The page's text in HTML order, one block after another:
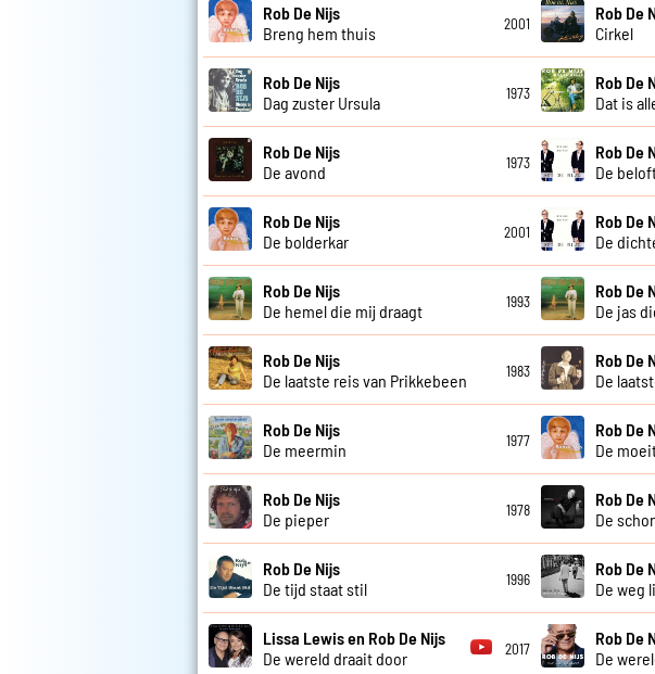
Rob De Nijs
Breng hem thuis
2001
Rob De
Cirkel
Rob De Nijs
Dag zuster Ursula
1973
Rob De
Dat is
Rob De Nijs
De avond
1973
Rob De
De
Rob De Nijs
De bolderkar
2001
Rob De
De
Rob De Nijs
De hemel die mij draagt
1993
Rob De
De jas
Rob De Nijs
De laatste reis van Prikkebeen
1983
Rob De
De
Rob De Nijs
De meermin
1977
Rob De
De
Rob De Nijs
De pieper
1978
Rob De
De
Rob De Nijs
De tijd staat stil
1996
Rob De
De weg
Lissa Lewis en Rob De Nijs
De wereld draait door
2017
Rob De
De